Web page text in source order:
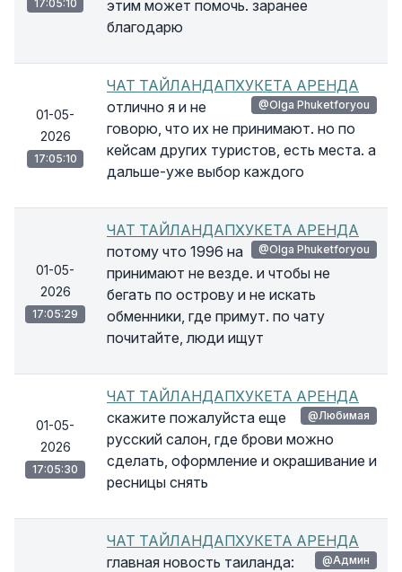
17:05:10
этим может помочь. заранее
благодарю
01-05-
2026
17:05:10
ЧАТ ТАЙЛАНДАПХУКЕТА АРЕНДА
@Olga Phuketforyou
отлично я и не
говорю, что их не принимают. но по
кейсам других туристов, есть места. а
дальше-уже выбор каждого
01-05-
2026
17:05:29
ЧАТ ТАЙЛАНДАПХУКЕТА АРЕНДА
@Olga Phuketforyou
потому что 1996 на
принимают не везде. и чтобы не
бегать по острову и не искать
обменники, где примут. по чату
почитайте, люди ищут
01-05-
2026
17:05:30
ЧАТ ТАЙЛАНДАПХУКЕТА АРЕНДА
@Любимая
скажите пожалуйста еще
русский салон, где брови можно
сделать, оформление и окрашивание и
ресницы снять
ЧАТ ТАЙЛАНДАПХУКЕТА АРЕНДА
@Админ
главная новость таиланда: